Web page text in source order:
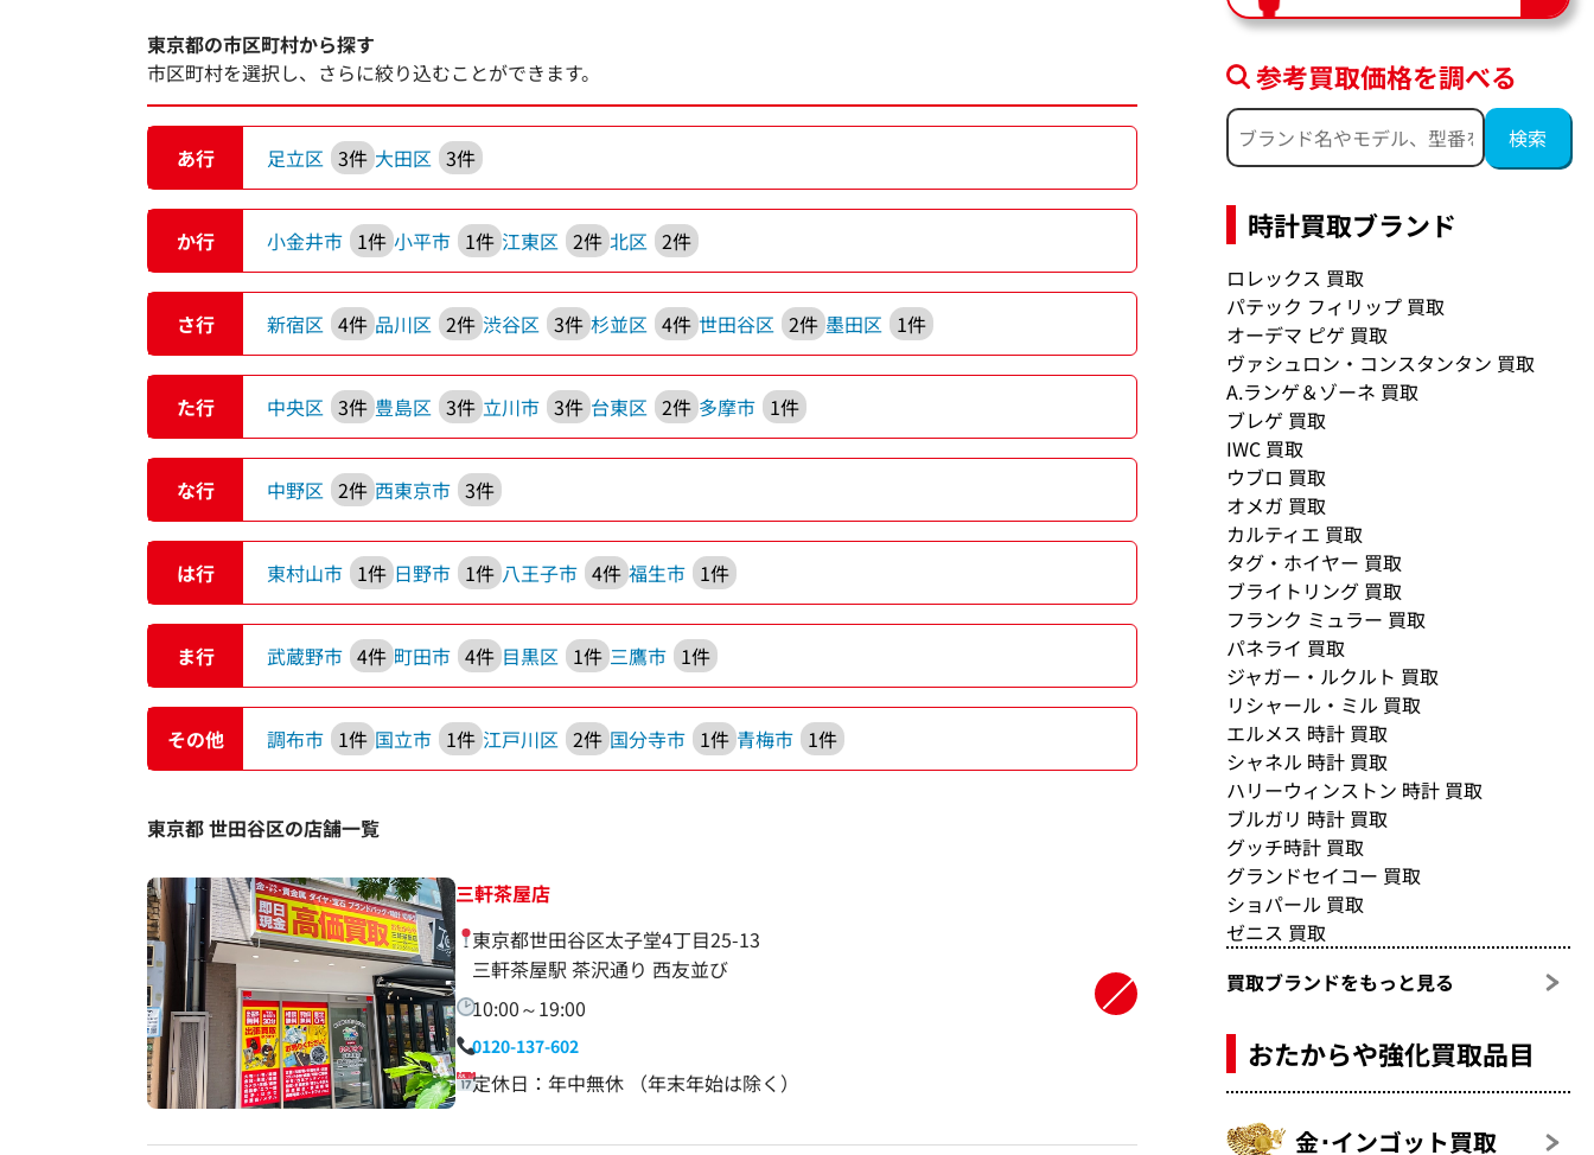
東京都の市区町村から探す
市区町村を選択し、さらに絞り込むことができます。
あ行 足立区 3件 大田区 3件
か行 小金井市 1件 小平市 1件 江東区 2件 北区 2件
さ行 新宿区 4件 品川区 2件 渋谷区 3件 杉並区 4件 世田谷区 2件 墨田区 1件
た行 中央区 3件 豊島区 3件 立川市 3件 台東区 2件 多摩市 1件
な行 中野区 2件 西東京市 3件
は行 東村山市 1件 日野市 1件 八王子市 4件 福生市 1件
ま行 武蔵野市 4件 町田市 4件 目黒区 1件 三鷹市 1件
その他 調布市 1件 国立市 1件 江戸川区 2件 国分寺市 1件 青梅市 1件
東京都 世田谷区の店舗一覧
三軒茶屋店
東京都世田谷区太子堂4丁目25-13
三軒茶屋駅 茶沢通り 西友並び
10:00～19:00
0120-137-602
定休日：年中無休 （年末年始は除く）
参考買取価格を調べる
時計買取ブランド
ロレックス 買取
パテック フィリップ 買取
オーデマ ピゲ 買取
ヴァシュロン・コンスタンタン 買取
A.ランゲ＆ゾーネ 買取
ブレゲ 買取
IWC 買取
ウブロ 買取
オメガ 買取
カルティエ 買取
タグ・ホイヤー 買取
ブライトリング 買取
フランク ミュラー 買取
パネライ 買取
ジャガー・ルクルト 買取
リシャール・ミル 買取
エルメス 時計 買取
シャネル 時計 買取
ハリーウィンストン 時計 買取
ブルガリ 時計 買取
グッチ時計 買取
グランドセイコー 買取
ショパール 買取
ゼニス 買取
買取ブランドをもっと見る
おたからや強化買取品目
金･インゴット買取